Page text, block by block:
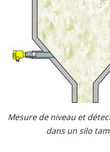
Mesure de niveau et
dans un silo